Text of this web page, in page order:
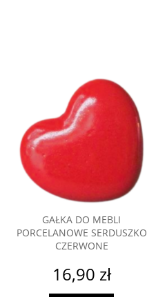
GAŁKA DO MEBLI
PORCELANOWE SERDUSZKO
CZERWONE
16,90 zł